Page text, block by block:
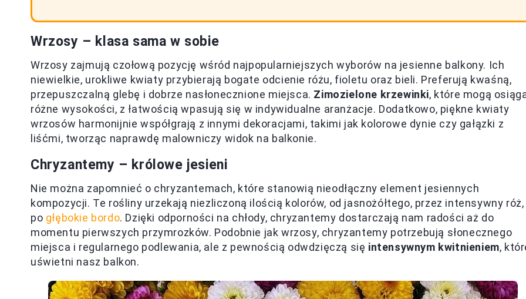
Wrzosy – klasa sama w sobie
Wrzosy zajmują czołową pozycję wśród najpopularniejszych wyborów na jesienne balkony. Ich
niewielkie, urokliwe kwiaty przybierają bogate odcienie różu, fioletu oraz bieli. Preferują kwaśną,
przepuszczalną glebę i dobrze nasłonecznione miejsca. Zimozielone krzewinki, które mogą
różne wysokości, z łatwością wpasują się w indywidualne aranżacje. Dodatkowo, piękne kwiaty
wrzosów harmonijnie współgrają z innymi dekoracjami, takimi jak kolorowe dynie czy gałązki z
liśćmi, tworząc naprawdę malowniczy widok na balkonie.
Chryzantemy – królowe jesieni
Nie można zapomnieć o chryzantemach, które stanowią nieodłączny element jesiennych
kompozycji. Te rośliny urzekają niezliczoną ilością kolorów, od jasnożółtego, przez intensywny róż,
po głębokie bordo. Dzięki odporności na chłody, chryzantemy dostarczają nam radości aż do
momentu pierwszych przymrozków. Podobnie jak wrzosy, chryzantemy potrzebują słonecznego
miejsca i regularnego podlewania, ale z pewnością odwdzięczą się intensywnym kwitnieniem,
uświetni nasz balkon.